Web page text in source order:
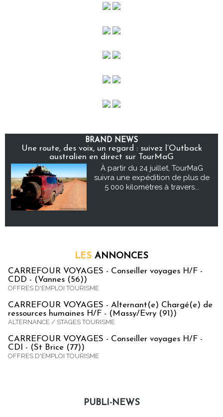
BRAND NEWS
Une route, des voix, un regard : suivez l’Outback
australien en direct sur TourMaG
À partir du 24 juillet, TourMaG
suivra une expédition de plus de
5 000 kilomètres à travers...
LES ANNONCES
CARREFOUR VOYAGES - Conseiller voyages H/F -
CDD - (Vannes (56))
OFFRES D'EMPLOI TOURISME
CARREFOUR VOYAGES - Alternant(e) Chargé(e) de
ressources humaines H/F - (Massy/Evry (91))
ALTERNANCE / STAGES TOURISME
CARREFOUR VOYAGES - Conseiller voyages H/F -
CDI - (St Brice (77))
OFFRES D'EMPLOI TOURISME
PUBLI-NEWS